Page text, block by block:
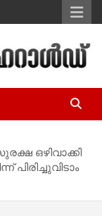
ഒഴിവാക്കി
പിരിച്ചുവിടാം